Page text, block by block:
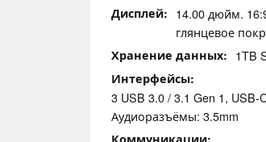
Дисплей
14.00 дюйм.
глянцевое
Хранение данных 1TB
Интерфейсы
3 USB 3.0 / 3.1 Gen 1, USB-
Аудиоразъёмы: 3.5mm